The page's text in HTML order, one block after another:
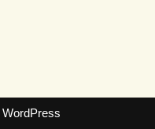
WordPress